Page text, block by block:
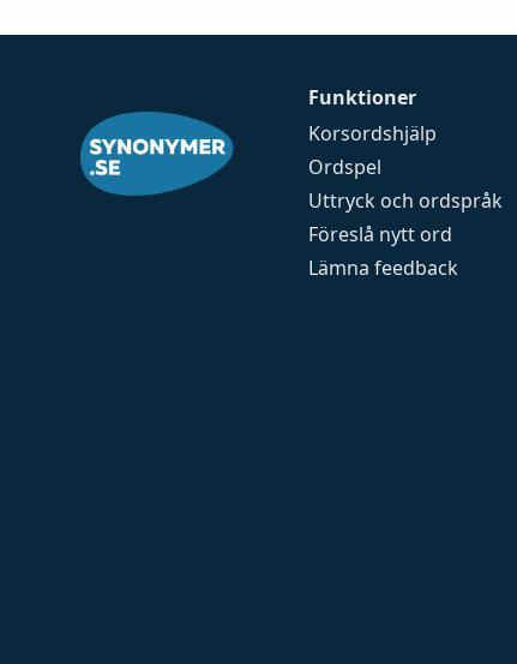
Funktioner
Korsordshjälp
Ordspel
Uttryck och ordspråk
Föreslå nytt ord
Lämna feedback